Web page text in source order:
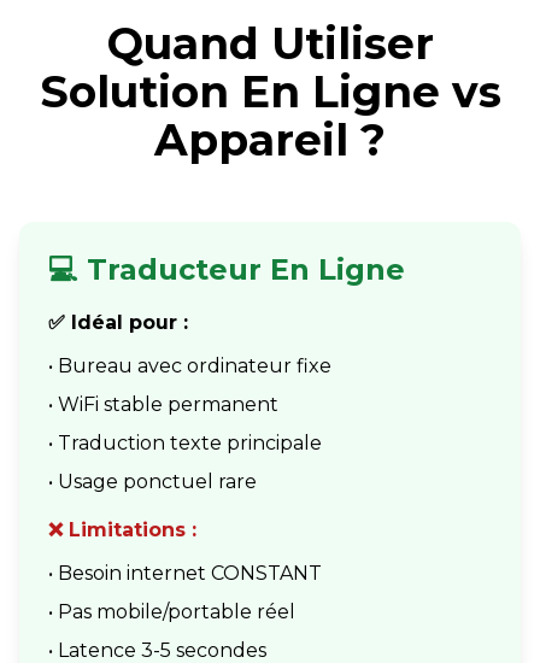
Quand Utiliser
Solution En Ligne vs
Appareil ?
💻 Traducteur En Ligne
✅ Idéal pour :
• Bureau avec ordinateur fixe
• WiFi stable permanent
• Traduction texte principale
• Usage ponctuel rare
❌ Limitations :
• Besoin internet CONSTANT
• Pas mobile/portable réel
• Latence 3-5 secondes